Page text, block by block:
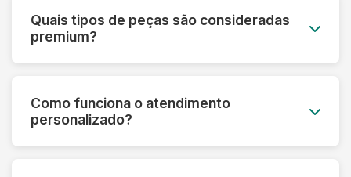
Quais tipos de peças são consideradas
premium?
vintage, uniformes especiais e qualquer peça de
alto valor monetário ou sentimental.
Como funciona o atendimento
personalizado?